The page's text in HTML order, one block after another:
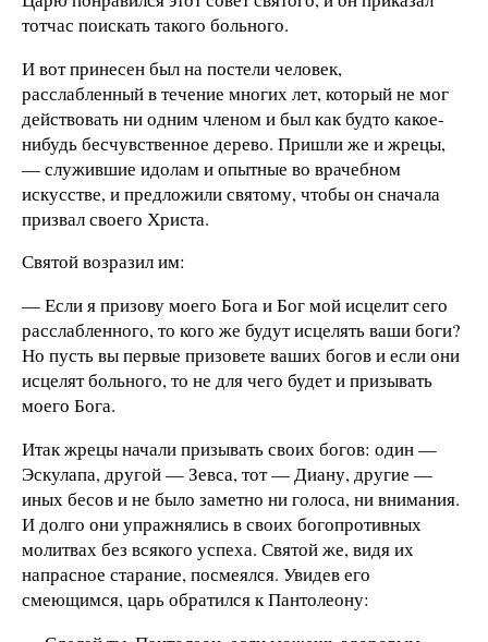
тотчас поискать такого больного.
И вот принесен был на постели человек,
расслабленный в течение многих лет, который не мог
действовать ни одним членом и был как будто какое-
нибудь бесчувственное дерево. Пришли же и жрецы,
— служившие идолам и опытные во врачебном
искусстве, и предложили святому, чтобы он сначала
призвал своего Христа.
Святой возразил им:
— Если я призову моего Бога и Бог мой исцелит сего
расслабленного, то кого же будут исцелять ваши боги?
Но пусть вы первые призовете ваших богов и если они
исцелят больного, то не для чего будет и призывать
моего Бога.
Итак жрецы начали призывать своих богов: один —
Эскулапа, другой — Зевса, тот — Диану, другие —
иных бесов и не было заметно ни голоса, ни внимания.
И долго они упражнялись в своих богопротивных
молитвах без всякого успеха. Святой же, видя их
напрасное старание, посмеялся. Увидев его
смеющимся, царь обратился к Пантолеону: